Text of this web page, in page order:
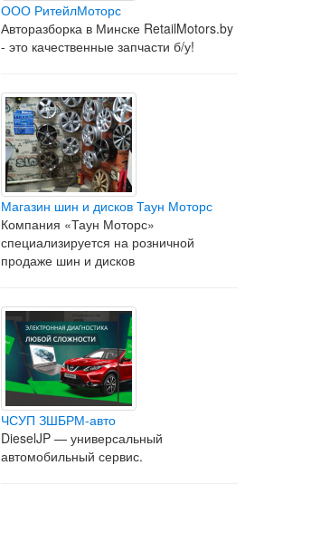
ООО РитейлМоторс
Авторазборка в Минске RetailMotors.by
- это качественные запчасти б/у!
Магазин шин и дисков Таун Моторс
Компания «Таун Моторс»
специализируется на розничной
продаже шин и дисков
ЧСУП ЗШБРМ-авто
DieselJP — универсальный
автомобильный сервис.